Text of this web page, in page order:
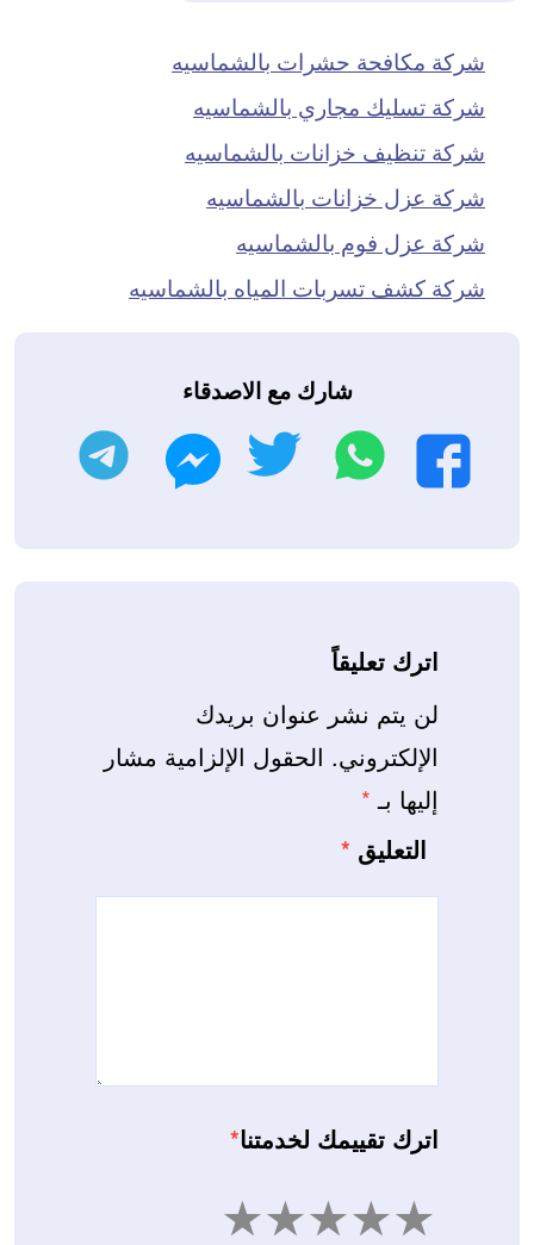
شركة مكافحة حشرات بالشماسيه
شركة تسليك مجاري بالشماسيه
شركة تنظيف خزانات بالشماسيه
شركة عزل خزانات بالشماسيه
شركة عزل فوم بالشماسيه
شركة كشف تسربات المياه بالشماسيه
شارك مع الاصدقاء
فيسبوك
واتساب تويتر ماسنجر
اترك تعليقاً
لن يتم نشر عنوان بريدك
الإلكتروني. الحقول الإلزامية مشار
إليها بـ *
التعليق *
اترك تقييمك لخدمتنا*
4 3 2 1